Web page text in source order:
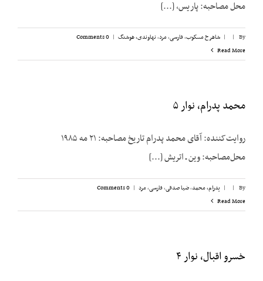
محل مصاحبه: پاریس، [...]
By
|
| شاهرخ مسکوب,فارسی,مرد,نهاوندی، هوشنگ |
0 Comments
Read More
محمد پدرام، نوار ۵
روایت‌کننده: آقای محمد پدرام تاریخ مصاحبه: ۲۱ مه ۱۹۸۵
محل‌مصاحبه: وین ـ اتریش [...]
By
|
| پدرام، محمد,ضیا صدقی,فارسی,مرد |
0 Comments
Read More
خسرو اقبال، نوار ۴